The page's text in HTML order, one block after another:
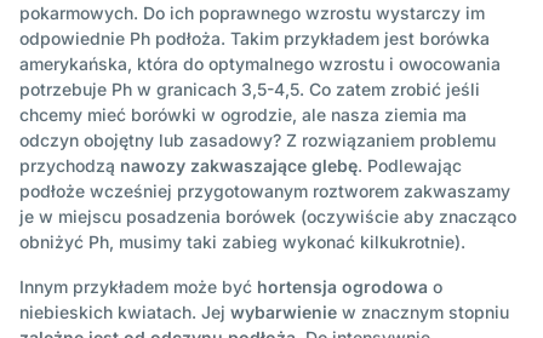
pokarmowych. Do ich poprawnego wzrostu wystarczy im
odpowiednie Ph podłoża. Takim przykładem jest borówka
amerykańska, która do optymalnego wzrostu i owocowania
potrzebuje Ph w granicach 3,5-4,5. Co zatem zrobić jeśli
chcemy mieć borówki w ogrodzie, ale nasza ziemia ma
odczyn obojętny lub zasadowy? Z rozwiązaniem problemu
przychodzą nawozy zakwaszające glebę. Podlewając
podłoże wcześniej przygotowanym roztworem zakwaszamy
je w miejscu posadzenia borówek (oczywiście aby znacząco
obniżyć Ph, musimy taki zabieg wykonać kilkukrotnie).
Innym przykładem może być hortensja ogrodowa o
niebieskich kwiatach. Jej wybarwienie w znacznym stopniu